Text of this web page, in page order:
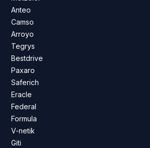
Anteo
Camso
Arroyo
Tegrys
Bestdrive
Paxaro
Saferich
Eracle
Federal
Formula
V-netik
Giti